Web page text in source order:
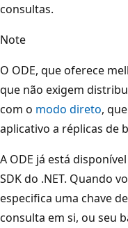
consultas.
Note
O ODE, que oferece
que não exigem
com o modo direto,
aplicativo a réplicas de
A ODE já está
SDK do .NET. Quando
especifica uma chave
consulta em si, ou seu